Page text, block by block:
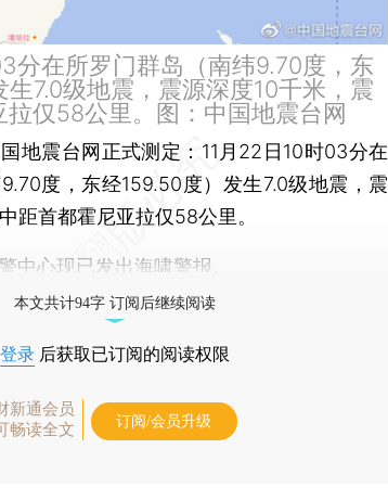
分在所罗门群岛（南纬9.70度，东
7.0级地震，震源深度10千米，震
仅58公里。图：中国地震台网
地震台网正式测定：11月22日10时03分在
度，东经159.50度）发生7.0级地震，震
距首都霍尼亚拉仅58公里。
心现已发出海啸警报。
本文共计94字 订阅后继续阅读
登录 后获取已订阅的阅读权限
新通会员
畅读全文
订阅/会员升级